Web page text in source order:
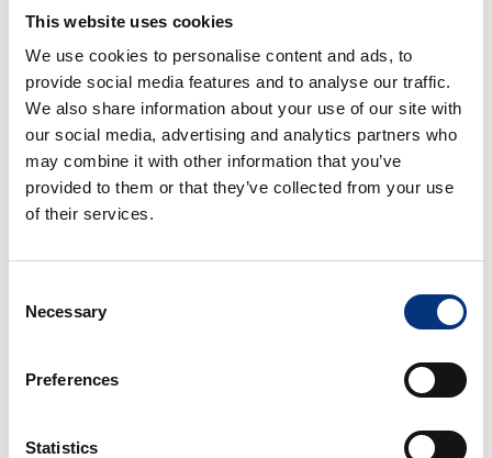
This website uses cookies
We use cookies to personalise content and ads, to
provide social media features and to analyse our traffic.
We also share information about your use of our site with
our social media, advertising and analytics partners who
may combine it with other information that you’ve
provided to them or that they’ve collected from your use
of their services.
Selection
Necessary
Preferences
Statistics
✔️ Apartamento en una urbanización prestigiosa
✔️ Terraza privada con vistas al sur y al mar
✔️ Espacios luminosos y confortables
✔️ Ideal para familias, parejas, golfistas y escapadas
Benalmádena
✔️ Pistas de tenis y pádel, y campos de golf muy
cerca.